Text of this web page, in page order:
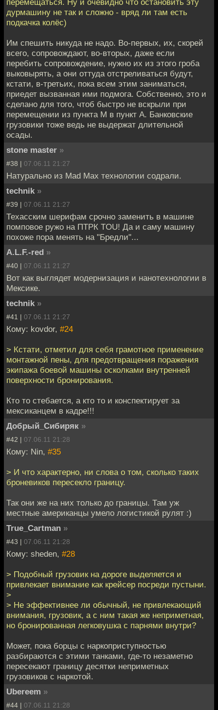
дурмашину не так и сложно - вряд ли там есть
подкачка колёс)
Им спешить никуда не надо. Во-первых, их, скорей
всего, сопровождают, во-вторых, даже если
перебить сопровождение, нужно их из этого гроба
выковырять, а они оттуда отстреливаться будут,
кстати, в-третьих, пока всем этим заниматься,
приедет вызванная ими подмога. Собственно, это и
сделано для того, чтоб быстро не вскрыли при
перемещении из пункта М в пункт А. Банковские
грузовики тоже ведь не выдержат длительной
осады.
stone master »
#38 | 07.06.11 21:27
Натурально из Mad Max технологии содрали.
technik »
#39 | 07.06.11 21:27
Техасским шерифам срочно заменить в машине
помповое ружо на ПТРК TOU! Да и саму машину
похоже пора менять на "Бредли"...
A.L.F.-red »
#40 | 07.06.11 21:27
Вот как выглядет модернизация и нанотехнологии в
Мексике.
technik »
#41 | 07.06.11 21:27
Кому: kovdor, #24
> Кстати, отметил для себя грамотное применение
монтажной пены, для предотвращения поражения
экипажа боевой машины осколками внутренней
поверхности бронирования.
Кто то стебается, а кто то и конспектирует за
мексиканцем в кадре!!!
Добрый_Сибиряк »
#42 | 07.06.11 21:28
Кому: Nin, #35
> И что характерно, ни слова о том, сколько таких
броневиков пересекло границу.
Так они же на них только до границы. Там уж
местные американцы умело логистикой рулят :)
True_Cartman »
#43 | 07.06.11 21:28
Кому: sheden, #28
> Подобный грузовик на дороге выделяется и
привлекает внимание как крейсер посреди пустыни.
>
> Не эффективнее ли обычный, не привлекающий
внимания, грузовик, а с ним такая же неприметная,
но бронированная легковушка с парнями внутри?
Может, пока борцы с наркоприступностью
разбираются с этими танками, где-то незаметно
пересекают границу десятки неприметных
грузовиков с наркотой.
Ubereem »
#44 | 07.06.11 21:28